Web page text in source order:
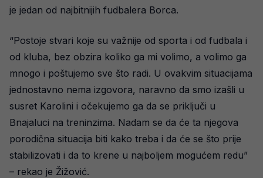
je jedan od najbitnijih fudbalera Borca.
“Postoje stvari koje su važnije od sporta i od fudbala i
od kluba, bez obzira koliko ga mi volimo, a volimo ga
mnogo i poštujemo sve što radi. U ovakvim situacijama
jednostavno nema izgovora, naravno da smo izašli u
susret Karolini i očekujemo ga da se priključi u
Bnajaluci na treninzima. Nadam se da će ta njegova
porodična situacija biti kako treba i da će se što prije
stabilizovati i da to krene u najboljem mogućem redu”
– rekao je Žižović.